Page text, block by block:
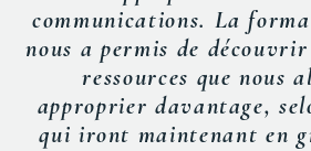
communications. La
nous a permis de découvrir
ressources que nous
approprier davantage,
qui iront maintenant en